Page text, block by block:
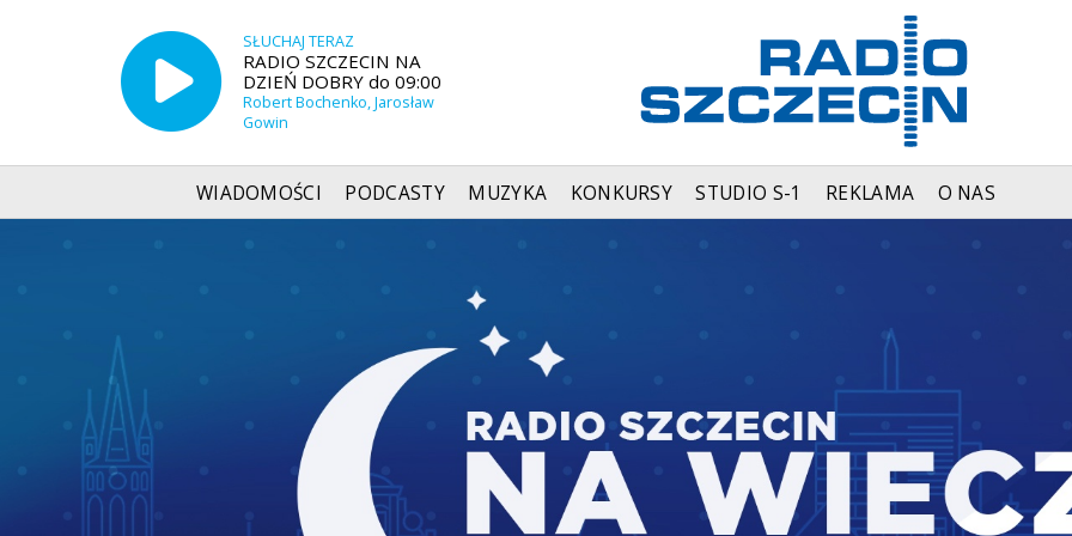
SŁUCHAJ TERAZ
RADIO SZCZECIN NA
DZIEŃ DOBRY do 09:00
Robert Bochenko, Jarosław
Gowin
WIADOMOŚCI PODCASTY MUZYKA KONKURSY STUDIO S-1 REKLAMA O NAS